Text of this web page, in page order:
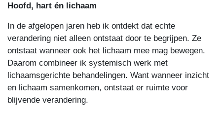
Hoofd, hart én lichaam
In de afgelopen jaren heb ik ontdekt dat echte
verandering niet alleen ontstaat door te begrijpen. Ze
ontstaat wanneer ook het lichaam mee mag bewegen.
Daarom combineer ik systemisch werk met
lichaamsgerichte behandelingen. Want wanneer inzicht
en lichaam samenkomen, ontstaat er ruimte voor
blijvende verandering.